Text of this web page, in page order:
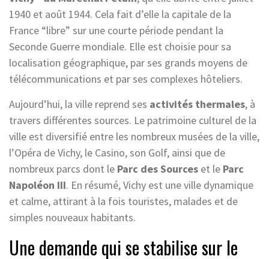
1940 et août 1944. Cela fait d’elle la capitale de la
France “libre” sur une courte période pendant la
Seconde Guerre mondiale. Elle est choisie pour sa
localisation géographique, par ses grands moyens de
télécommunications et par ses complexes hôteliers.
Aujourd’hui, la ville reprend ses activités thermales, à
travers différentes sources. Le patrimoine culturel de la
ville est diversifié entre les nombreux musées de la ville,
l’Opéra de Vichy, le Casino, son Golf, ainsi que de
nombreux parcs dont le Parc des Sources et le Parc
Napoléon III. En résumé, Vichy est une ville dynamique
et calme, attirant à la fois touristes, malades et de
simples nouveaux habitants.
Une demande qui se stabilise sur le